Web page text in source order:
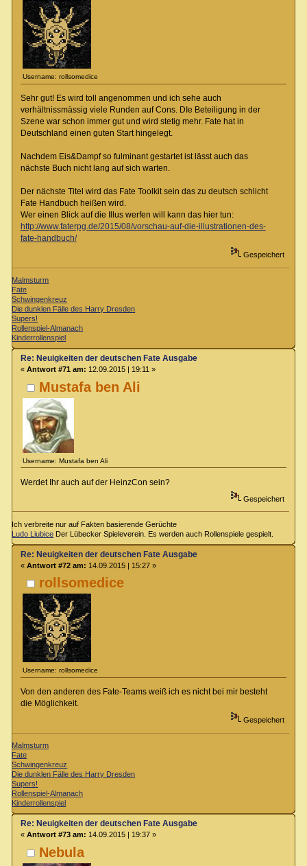
Username: rollsomedice
Sehr gut! Es wird toll angenommen und ich sehe auch
verhältnissmässig viele Runden auf Cons. DIe Beteiligung in der
Szene war schon immer gut und wird stetig mehr. Fate hat in
Deutschland einen guten Start hingelegt.
Nachdem Eis&Dampf so fulminant gestartet ist lässt auch das
nächste Buch nicht lang auf sich warten.
Der nächste Titel wird das Fate Toolkit sein das zu deutsch schlicht
Fate Handbuch heißen wird.
Wer einen Blick auf die Illus werfen will kann das hier tun:
http://www.faterpg.de/2015/08/vorschau-auf-die-illustrationen-des-
fate-handbuch/
Gespeichert
Malmsturm
Fate
Schwingenkreuz
Die dunklen Fälle des Harry Dresden
Supers!
Rollenspiel-Almanach
Kinderrollenspiel
Mustafa ben Ali
Username: Mustafa ben Ali
Re: Neuigkeiten der deutschen Fate Ausgabe
« Antwort #71 am: 12.09.2015 | 19:11 »
Werdet Ihr auch auf der HeinzCon sein?
Gespeichert
Ich verbreite nur auf Fakten basierende Gerüchte
Ludo Liubice Der Lübecker Spieleverein. Es werden auch Rollenspiele gespielt.
rollsomedice
Username: rollsomedice
Re: Neuigkeiten der deutschen Fate Ausgabe
« Antwort #72 am: 14.09.2015 | 15:27 »
Von den anderen des Fate-Teams weiß ich es nicht bei mir besteht
die Möglichkeit.
Gespeichert
Malmsturm
Fate
Schwingenkreuz
Die dunklen Fälle des Harry Dresden
Supers!
Rollenspiel-Almanach
Kinderrollenspiel
Nebula
Re: Neuigkeiten der deutschen Fate Ausgabe
« Antwort #73 am: 14.09.2015 | 19:37 »